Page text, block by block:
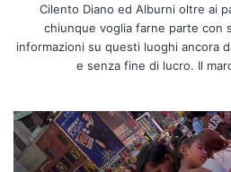
Cilento Diano ed Alburni oltre ai
chiunque voglia farne parte con
informazioni su questi luoghi ancora
e senza fine di lucro. Il